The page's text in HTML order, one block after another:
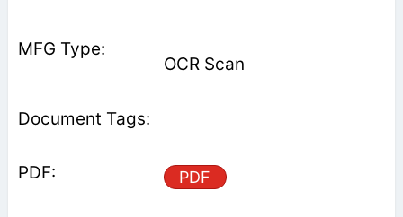
OCR Scan
PDF